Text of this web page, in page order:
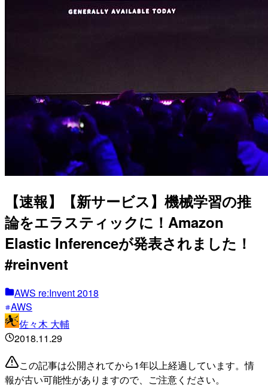
【速報】【新サービス】機械学習の推
論をエラスティックに！Amazon
Elastic Inferenceが発表されました！
#reinvent
AWS re:Invent 2018
AWS
佐々木 大輔
2018.11.29
この記事は公開されてから1年以上経過しています。情
報が古い可能性がありますので、ご注意ください。